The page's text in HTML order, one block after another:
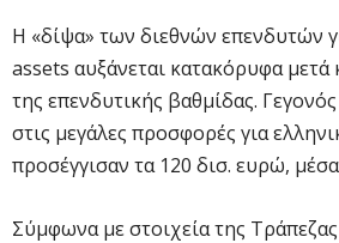
Η «δίψα» των διεθνών επενδυτών
assets αυξάνεται κατακόρυφα μετά
της επενδυτικής βαθμίδας.
στις μεγάλες προσφορές για
προσέγγισαν τα 120 δισ. ευρώ,
Σύμφωνα με στοιχεία της